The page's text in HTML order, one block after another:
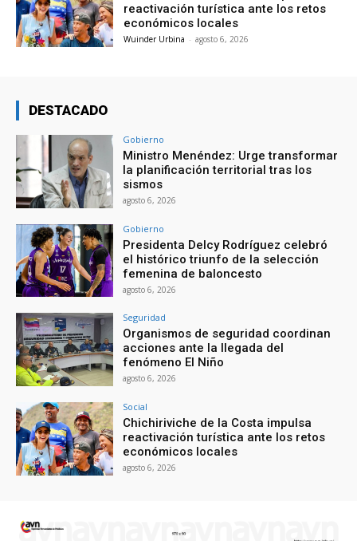
reactivación turística ante los retos
económicos locales
Wuinder Urbina - agosto 6, 2026
DESTACADO
Gobierno
Ministro Menéndez: Urge transformar
la planificación territorial tras los
sismos
agosto 6, 2026
Gobierno
Presidenta Delcy Rodríguez celebró
el histórico triunfo de la selección
femenina de baloncesto
agosto 6, 2026
Seguridad
Organismos de seguridad coordinan
acciones ante la llegada del
fenómeno El Niño
agosto 6, 2026
Social
Chichiriviche de la Costa impulsa
reactivación turística ante los retos
económicos locales
agosto 6, 2026